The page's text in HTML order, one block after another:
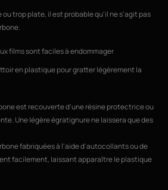
trop plate, il est probable qu'il ne s'agit pas
films sont faciles à endommager
en plastique pour gratter légèrement la
est recouverte d'une résine protectrice ou
Une légère égratignure ne laissera que des
fabriquées à l'aide d'autocollants ou de
facilement, laissant apparaître le plastique